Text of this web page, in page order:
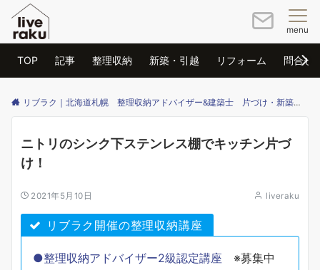
menu
TOP 記事 整理収納 新築・引越 リフォーム 問合せ
リブラク｜北海道札幌 整理収納アドバイザー&建築士 片づけ・新築・リフォームのご相談はリブラクまで
ニトリのシンク下ステンレス棚でキッチン片づ
け！
2021年5月10日 liveraku
リブラク開催の整理収納講座
●整理収納アドバイザー2級認定講座 ※募集中